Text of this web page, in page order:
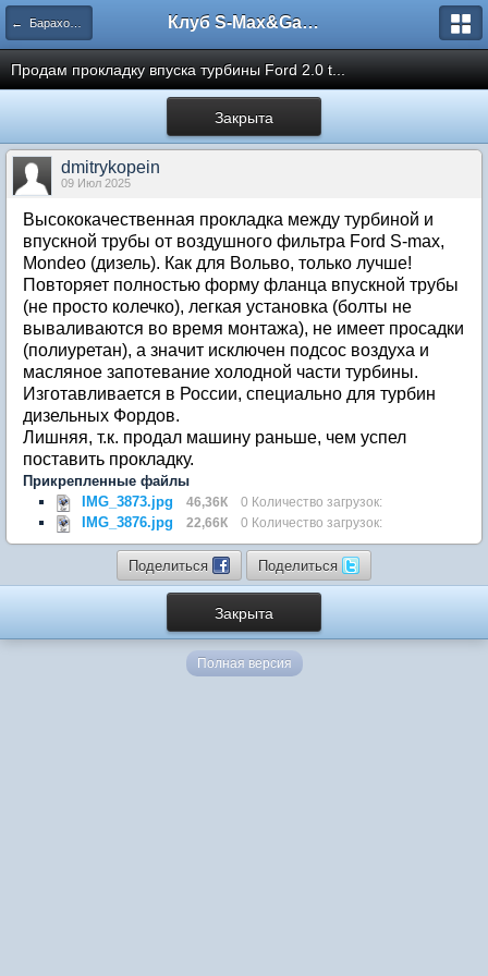
← Барахолка Клуб S-Max&Galaxy
Продам прокладку впуска турбины Ford 2.0 t...
Закрыта
dmitrykopein
09 Июл 2025
Высококачественная прокладка между турбиной и
впускной трубы от воздушного фильтра Ford S-max,
Mondeo (дизель). Как для Вольво, только лучше!
Повторяет полностью форму фланца впускной трубы
(не просто колечко), легкая установка (болты не
вываливаются во время монтажа), не имеет просадки
(полиуретан), а значит исключен подсос воздуха и
масляное запотевание холодной части турбины.
Изготавливается в России, специально для турбин
дизельных Фордов.
Лишняя, т.к. продал машину раньше, чем успел
поставить прокладку.
Прикрепленные файлы
IMG_3873.jpg
46,36К 0 Количество загрузок:
IMG_3876.jpg 22,66К 0 Количество загрузок:
Поделиться Поделиться
Закрыта
Полная версия